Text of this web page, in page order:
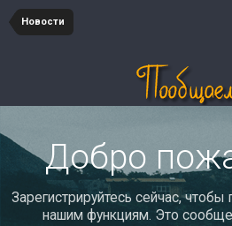
Новости
Добро
Зарегистрируйтесь сейчас, чтобы
нашим функциям. Это